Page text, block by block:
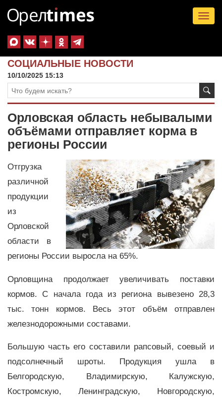
СОЦИАЛЬНЫЕ НОВОСТИ
10/10/2025 15:13
Орловская область небывалыми
объёмами отправляет корма в
регионы России
Отгрузка
различной
продукции
из
Орловской
области в
регионы России выросла на 65%.
Орловщина продолжает увеличивать поставки
кормов. С начала года из региона вывезено 28,3
тыс. тонн кормов. Весь этот объём отправлен
железнодорожными составами.
Большую часть его составили рапсовый, соевый и
подсолнечный шроты. Продукция ушла в
Белгородскую, Владимирскую, Калужскую,
Костромскую, Ленинградскую, Новгородскую,